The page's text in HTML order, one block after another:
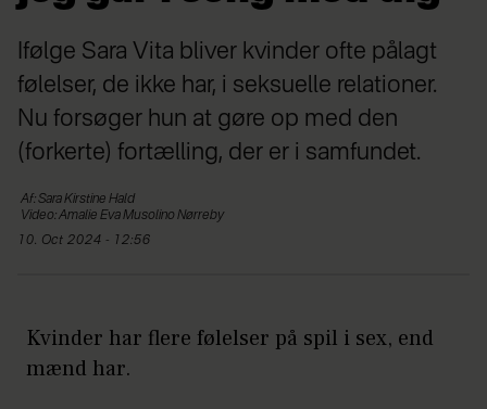
Ifølge Sara Vita bliver kvinder ofte pålagt
følelser, de ikke har, i seksuelle relationer.
Nu forsøger hun at gøre op med den
(forkerte) fortælling, der er i samfundet.
Af: Sara Kirstine Hald
Video: Amalie Eva Musolino Nørreby
10. Oct 2024 - 12:56
Kvinder har flere følelser på spil i sex, end
mænd har.